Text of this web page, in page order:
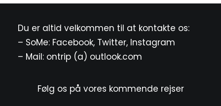
Du er altid velkommen til at kontakte os:
– SoMe: Facebook, Twitter, Instagram
– Mail: ontrip (a) outlook.com
Følg os på vores kommende rejser